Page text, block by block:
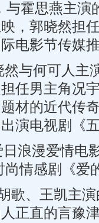
与霍思燕主演
，郭晓然担
电影节传媒
与何可人主
任男主角况
材的近代传
演电视剧《
漫爱情电
情感剧《爱
、王凯主演
正直的言豫